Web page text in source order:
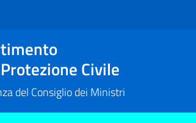
Civile
del Consiglio dei Ministri